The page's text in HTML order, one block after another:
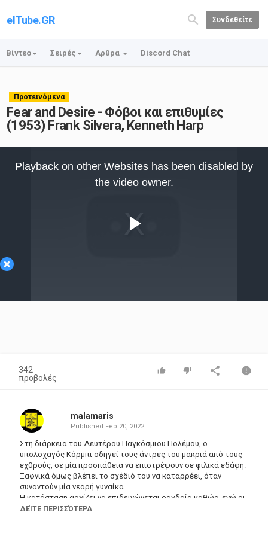
elTube.GR Συνδεθείτε
Βίντεο Σειρές Αρθρα Discord Chat
Προτεινόμενα
Fear and Desire - Φόβοι και επιθυμίες
(1953) Frank Silvera, Kenneth Harp
×
Video
Playback on other Websites has been disabled by
the video owner.
342
προβολές
malamaris
Published Feb 20, 2022
Στη διάρκεια του Δευτέρου Παγκόσμιου Πολέμου, ο
υπολοχαγός Κόρμπι οδηγεί τους άντρες του μακριά από τους
εχθρούς, σε μία προσπάθεια να επιστρέψουν σε φιλικά εδάφη.
Ξαφνικά όμως βλέπει το σχέδιό του να καταρρέει, όταν
συναντούν μία νεαρή γυναίκα.
Η κατάσταση αρχίζει να επιδεινώνεται ραγδαία καθώς, ενώ οι
άντρες του Κόρμπι αρχίζουν να υποφέρουν τόσο ψυχικά όσο
ΔΕΊΤΕ ΠΕΡΙΣΣΌΤΕΡΑ